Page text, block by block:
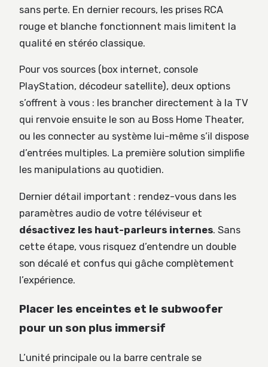
sans perte. En dernier recours, les prises RCA
rouge et blanche fonctionnent mais limitent la
qualité en stéréo classique.
Pour vos sources (box internet, console
PlayStation, décodeur satellite), deux options
s’offrent à vous : les brancher directement à la TV
qui renvoie ensuite le son au Boss Home Theater,
ou les connecter au système lui-même s’il dispose
d’entrées multiples. La première solution simplifie
les manipulations au quotidien.
Dernier détail important : rendez-vous dans les
paramètres audio de votre téléviseur et
désactivez les haut-parleurs internes. Sans
cette étape, vous risquez d’entendre un double
son décalé et confus qui gâche complètement
l’expérience.
Placer les enceintes et le subwoofer
pour un son plus immersif
L’unité principale ou la barre centrale se